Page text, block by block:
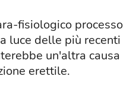
fisiologico processo
luce delle più recenti
un'altra causa
erettile.